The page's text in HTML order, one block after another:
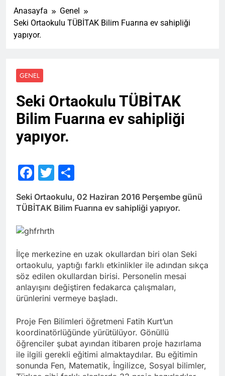
Anasayfa
Genel
Seki Ortaokulu TÜBİTAK Bilim Fuarına ev sahipliği
yapıyor.
GENEL
Seki Ortaokulu TÜBİTAK
Bilim Fuarına ev sahipliği
yapıyor.
Facebook
Twitter
Seki Ortaokulu, 02 Haziran 2016 Perşembe günü
TÜBİTAK Bilim Fuarına ev sahipliği yapıyor.
İlçe merkezine en uzak okullardan biri olan Seki
ortaokulu, yaptığı farklı etkinlikler ile adından sıkça
söz edilen okullardan birisi. Personelin mesai
anlayışını değiştiren fedakarca çalışmaları,
ürünlerini vermeye başladı.
Proje Fen Bilimleri öğretmeni Fatih Kurt’un
koordinatörlüğünde yürütülüyor. Gönüllü
öğrenciler şubat ayından itibaren proje hazırlama
ile ilgili gerekli eğitimi almaktaydılar. Bu eğitimin
sonunda Fen, Matematik, İngilizce, Sosyal bilimler,